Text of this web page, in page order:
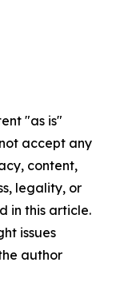
"as is"
accept any
content,
legality, or
in this article.
issues
author